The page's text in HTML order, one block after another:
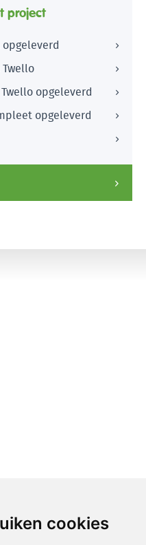
cookies
project
opgeleverd
opgeleverd
opgeleverd